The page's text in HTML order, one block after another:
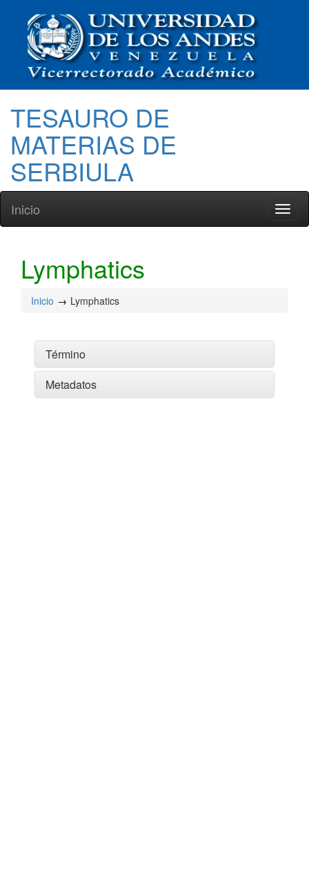
TESAURO DE
MATERIAS DE
SERBIULA
Inicio
Lymphatics
Inicio Lymphatics
Término
Metadatos